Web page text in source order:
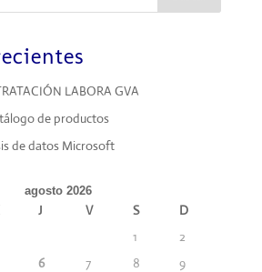
LABORA GVA
de productos
de datos Microsoft
agosto 2026
J V S
D
1
2
6 7 8
9